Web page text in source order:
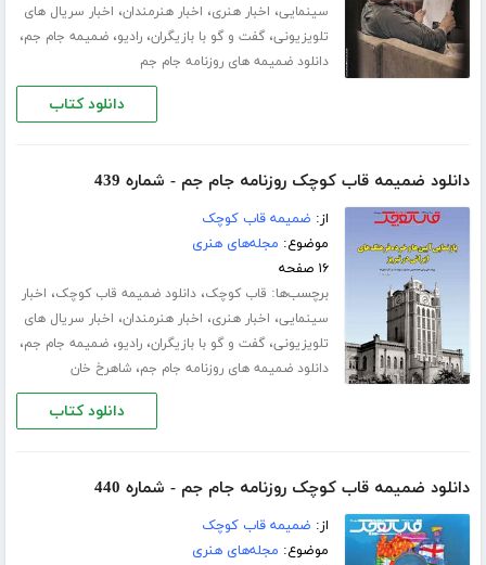
سینمایی، اخبار هنری، اخبار هنرمندان، اخبار سریال های
تلویزیونی،گفت و گو با بازیگران،رادیو،ضمیمه جام جم،
دانلود ضمیمه های روزنامه جام جم
دانلود کتاب
دانلود ضمیمه قاب کوچک روزنامه جام جم - شماره 439
از: ضمیمه قاب کوچک
موضوع: مجله‌های هنری
۱۶ صفحه
برچسب‌ها: قاب کوچک،دانلود ضمیمه قاب کوچک، اخبار
سینمایی، اخبار هنری، اخبار هنرمندان، اخبار سریال های
تلویزیونی،گفت و گو با بازیگران،رادیو،ضمیمه جام جم،
دانلود ضمیمه های روزنامه جام جم،شاهرخ خان
دانلود کتاب
دانلود ضمیمه قاب کوچک روزنامه جام جم - شماره 440
از: ضمیمه قاب کوچک
موضوع: مجله‌های هنری